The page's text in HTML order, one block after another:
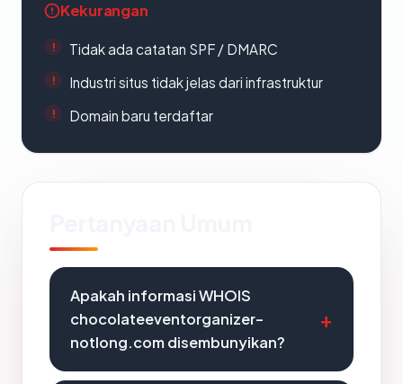
Kekurangan
Tidak ada catatan SPF / DMARC
Industri situs tidak jelas dari infrastruktur
Domain baru terdaftar
Apakah informasi WHOIS
chocolateeventorganizer-
notlong.com disembunyikan?